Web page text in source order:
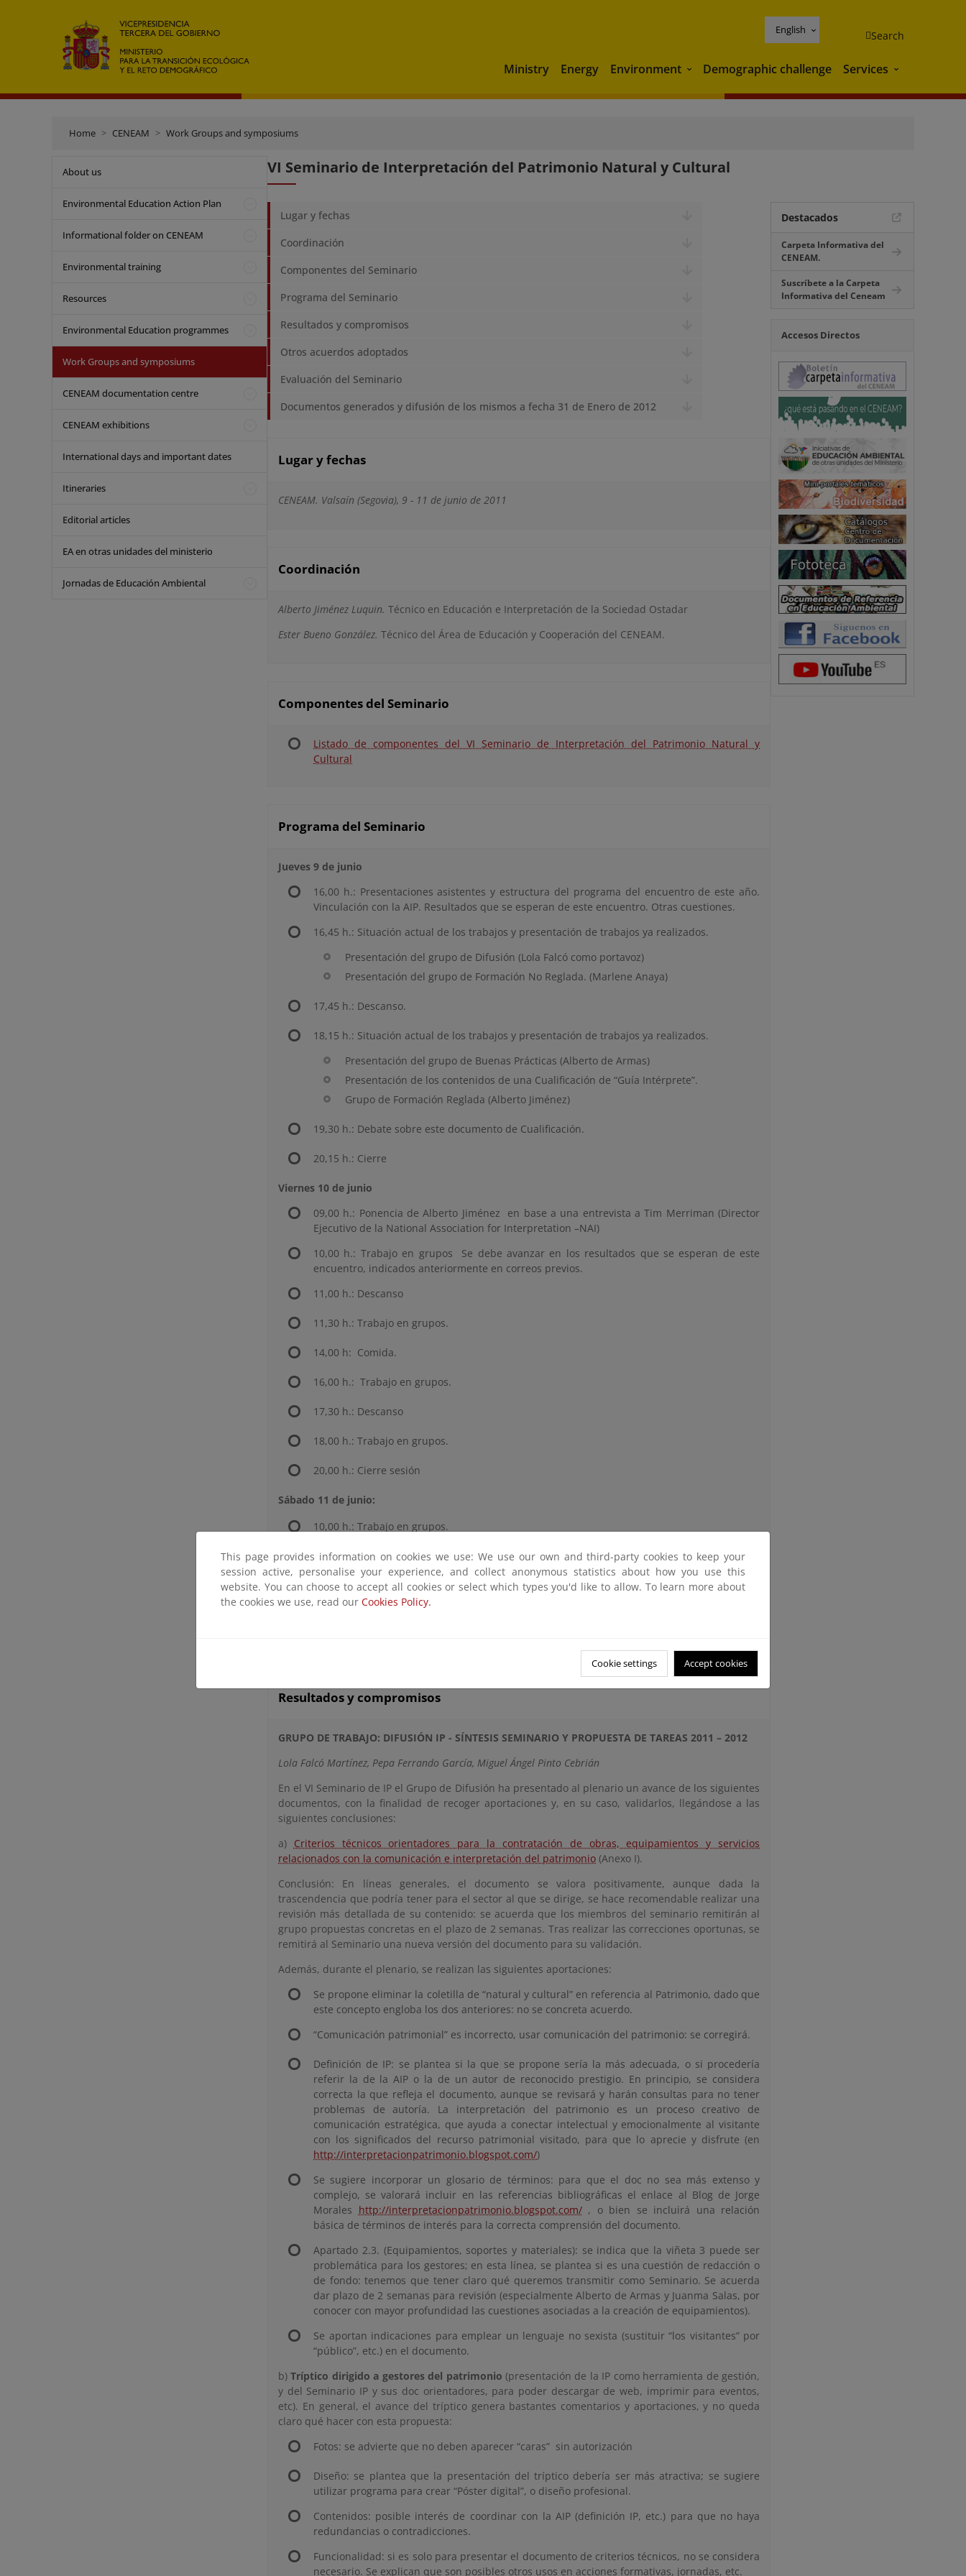
English Search
Ministry Energy Environment Environment
Demographic challenge Services Services
Home CENEAM Work Groups and symposiums
About us
Environmental Education Action Plan
Informational folder on CENEAM
Environmental training
Resources
Environmental Education programmes
Work Groups and symposiums
CENEAM documentation centre
CENEAM exhibitions
International days and important dates
Itineraries
Editorial articles
EA en otras unidades del ministerio
Jornadas de Educación Ambiental
VI Seminario de Interpretación del Patrimonio Natural y Cultural
Lugar y fechas
Coordinación
Componentes del Seminario
Programa del Seminario
Resultados y compromisos
Otros acuerdos adoptados
Evaluación del Seminario
Documentos generados y difusión de los mismos a fecha 31 de Enero de 2012
Lugar y fechas
CENEAM. Valsaín (Segovia), 9 - 11 de junio de 2011
Coordinación
Alberto Jiménez Luquin. Técnico en Educación e Interpretación de la Sociedad Ostadar
Ester Bueno González. Técnico del Área de Educación y Cooperación del CENEAM.
Componentes del Seminario
Listado de componentes del VI Seminario de Interpretación del Patrimonio Natural y
Cultural
Programa del Seminario
Jueves 9 de junio
16,00 h.: Presentaciones asistentes y estructura del programa del encuentro de este año.
Vinculación con la AIP. Resultados que se esperan de este encuentro. Otras cuestiones.
16,45 h.: Situación actual de los trabajos y presentación de trabajos ya realizados.
Presentación del grupo de Difusión (Lola Falcó como portavoz)
Presentación del grupo de Formación No Reglada. (Marlene Anaya)
17,45 h.: Descanso.
18,15 h.: Situación actual de los trabajos y presentación de trabajos ya realizados.
Presentación del grupo de Buenas Prácticas (Alberto de Armas)
Presentación de los contenidos de una Cualificación de “Guía Intérprete”.
Grupo de Formación Reglada (Alberto Jiménez)
19,30 h.: Debate sobre este documento de Cualificación.
20,15 h.: Cierre
Viernes 10 de junio
09,00 h.: Ponencia de Alberto Jiménez en base a una entrevista a Tim Merriman (Director
Ejecutivo de la National Association for Interpretation –NAI)
10,00 h.: Trabajo en grupos Se debe avanzar en los resultados que se esperan de este
encuentro, indicados anteriormente en correos previos.
11,00 h.: Descanso
11,30 h.: Trabajo en grupos.
14,00 h: Comida.
16,00 h.: Trabajo en grupos.
17,30 h.: Descanso
18,00 h.: Trabajo en grupos.
20,00 h.: Cierre sesión
Sábado 11 de junio:
10,00 h.: Trabajo en grupos.
11,00 h.: Descanso-café.
11,30 h.: Plenaria: Puestas en común. Presentación de conclusiones y propuestas concretas
y factibles de trabajo. Reorientación, si procede, de objetivos de los grupos de trabajo.
Resultados y compromisos
GRUPO DE TRABAJO: DIFUSIÓN IP - SÍNTESIS SEMINARIO Y PROPUESTA DE TAREAS 2011 – 2012
Lola Falcó Martínez, Pepa Ferrando García, Miguel Ángel Pinto Cebrián
En el VI Seminario de IP el Grupo de Difusión ha presentado al plenario un avance de los siguientes
documentos, con la finalidad de recoger aportaciones y, en su caso, validarlos, llegándose a las
siguientes conclusiones:
a) Criterios técnicos orientadores para la contratación de obras, equipamientos y servicios
relacionados con la comunicación e interpretación del patrimonio (Anexo I).
Conclusión: En líneas generales, el documento se valora positivamente, aunque dada la
trascendencia que podría tener para el sector al que se dirige, se hace recomendable realizar una
revisión más detallada de su contenido: se acuerda que los miembros del seminario remitirán al
grupo propuestas concretas en el plazo de 2 semanas. Tras realizar las correcciones oportunas, se
remitirá al Seminario una nueva versión del documento para su validación.
Además, durante el plenario, se realizan las siguientes aportaciones:
Se propone eliminar la coletilla de “natural y cultural” en referencia al Patrimonio, dado que
este concepto engloba los dos anteriores: no se concreta acuerdo.
“Comunicación patrimonial” es incorrecto, usar comunicación del patrimonio: se corregirá.
Definición de IP: se plantea si la que se propone sería la más adecuada, o si procedería
referir la de la AIP o la de un autor de reconocido prestigio. En principio, se considera
correcta la que refleja el documento, aunque se revisará y harán consultas para no tener
problemas de autoría. La interpretación del patrimonio es un proceso creativo de
comunicación estratégica, que ayuda a conectar intelectual y emocionalmente al visitante
con los significados del recurso patrimonial visitado, para que lo aprecie y disfrute (en
http://interpretacionpatrimonio.blogspot.com/)
Se sugiere incorporar un glosario de términos: para que el doc no sea más extenso y
complejo, se valorará incluir en las referencias bibliográficas el enlace al Blog de Jorge
Morales http://interpretacionpatrimonio.blogspot.com/, o bien se incluirá una relación
básica de términos de interés para la correcta comprensión del documento.
Apartado 2.3. (Equipamientos, soportes y materiales): se indica que la viñeta 3 puede ser
problemática para los gestores; en esta línea, se plantea si es una cuestión de redacción o
de fondo: tenemos que tener claro qué queremos transmitir como Seminario. Se acuerda
dar plazo de 2 semanas para revisión (especialmente Alberto de Armas y Juanma Salas, por
conocer con mayor profundidad las cuestiones asociadas a la creación de equipamientos).
Se aportan indicaciones para emplear un lenguaje no sexista (sustituir “los visitantes” por
“público”, etc.) en el documento.
b)Tríptico dirigido a gestores del patrimonio (presentación de la IP como herramienta de gestión,
y del Seminario IP y sus doc orientadores, para poder descargar de web, imprimir para eventos,
etc). En general, el avance del tríptico genera bastantes comentarios y aportaciones, y no queda
claro qué hacer con esta propuesta:
Fotos: se advierte que no deben aparecer “caras” sin autorización
Diseño: se plantea que la presentación del tríptico debería ser más atractiva; se sugiere
utilizar programa para crear “Póster digital”, o diseño profesional.
Contenidos: posible interés de coordinar con la AIP (definición IP, etc.) para que no haya
redundancias o contradicciones.
Funcionalidad: si es solo para presentar el documento de criterios técnicos, no se considera
necesario. Se explican que son posibles otros usos en acciones formativas, jornadas, etc.
Destacados
Carpeta Informativa del
CENEAM.
Suscríbete a la Carpeta
Informativa del Ceneam
Accesos Directos
This page provides information on cookies we use: We use our own and third-party cookies to keep your
session active, personalise your experience, and collect anonymous statistics about how you use this
website. You can choose to accept all cookies or select which types you'd like to allow. To learn more about
the cookies we use, read our Cookies Policy.
Cookie settings Accept cookies